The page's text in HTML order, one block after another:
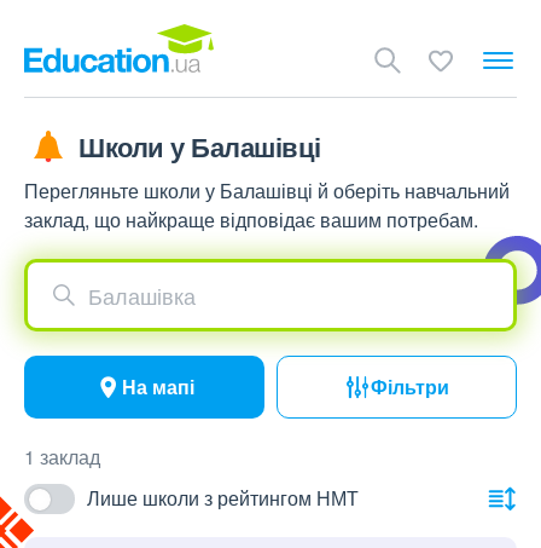
Школи у Балашівці
Перегляньте школи у Балашівці й оберіть навчальний
заклад, що найкраще відповідає вашим потребам.
Балашівка
На мапі Фільтри
1 заклад
Лише школи з рейтингом НМТ